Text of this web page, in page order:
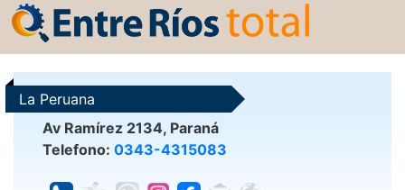
La Peruana
Av Ramírez 2134, Paraná
Telefono: 0343-4315083